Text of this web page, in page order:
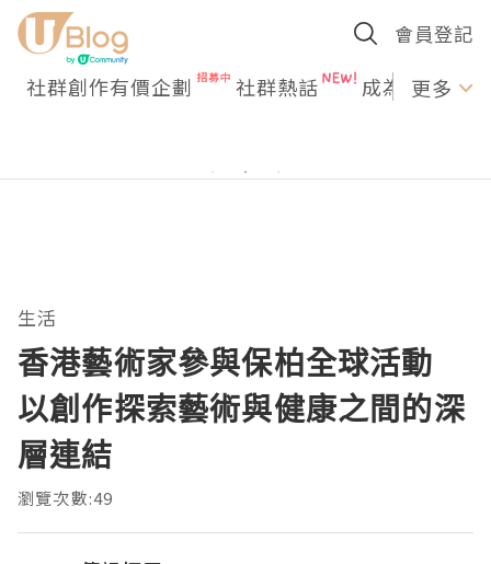
會員登記
社群創作有價企劃 社群熱話 成為U更多
生活
香港藝術家參與保柏全球活動
以創作探索藝術與健康之間的深
層連結
瀏覽次數:49